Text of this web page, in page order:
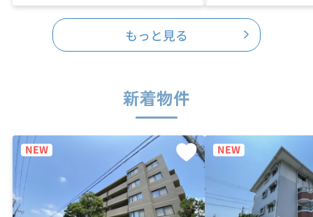
もっと見る
新着物件
NEW NEW